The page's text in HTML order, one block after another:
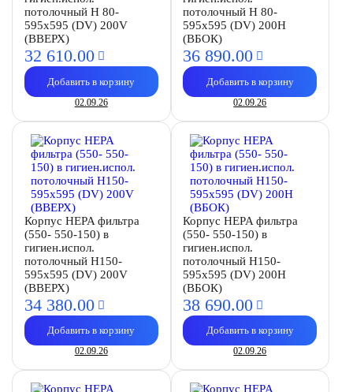
потолочный H 80-
595х595 (DV) 200V
(ВВЕРХ)
32 610.00
Добавить в корзину
02.09.26
потолочный H 80-
595х595 (DV) 200Н
(ВБОК)
36 890.00
Добавить в корзину
02.09.26
Корпус HEPA фильтра
(550- 550-150) в
гигиен.испол.
потолочный H150-
595х595 (DV) 200V
(ВВЕРХ)
34 380.00
Добавить в корзину
02.09.26
Корпус HEPA фильтра
(550- 550-150) в
гигиен.испол.
потолочный H150-
595х595 (DV) 200Н
(ВБОК)
38 690.00
Добавить в корзину
02.09.26